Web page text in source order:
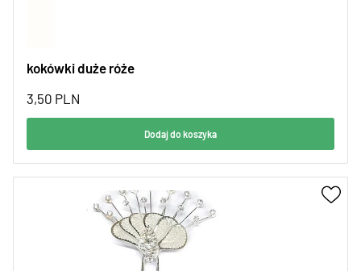
kokówki duże róże
3,50 PLN
Dodaj do koszyka